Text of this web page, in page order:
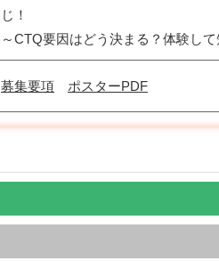
じ！
～CTQ要因はどう決まる？体験し
募集要項 ポスターPDF